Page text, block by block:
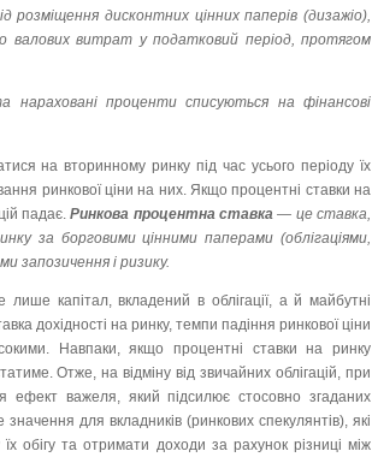
розміщення дисконтних цінних паперів (дизажіо),
валових витрат у податковий період, протягом
нараховані проценти списуються на фінансові
на вторинному ринку під час усього періоду їх
ринкової ціни на них. Якщо процентні ставки на
падає.Ринкова процентна ставка — це ставка,
за борговими цінними паперами (облігаціями,
запозичення i ризику.
капітал, вкладений в облігації, а й майбутні
дохідності на ринку, темпи падіння ринкової ціни
Навпаки, якщо процентні ставки на ринку
Отже, на відміну від звичайних облігацій, при
ефект важеля, який підсилює стосовно згаданих
для вкладників (ринкових спекулянтів), які
обігу та отримати доходи за рахунок різниці між